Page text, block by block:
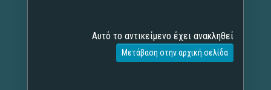
Αυτό το αντικείμενο έχει ανακληθεί
Μετάβαση στην αρχική σελίδα